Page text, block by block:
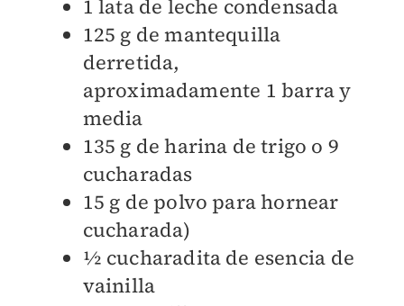
1 lata de leche condensada
125 g de mantequilla
derretida,
aproximadamente 1 barra y
media
135 g de harina de trigo o 9
cucharadas
15 g de polvo para hornear
cucharada)
½ cucharadita de esencia de
vainilla